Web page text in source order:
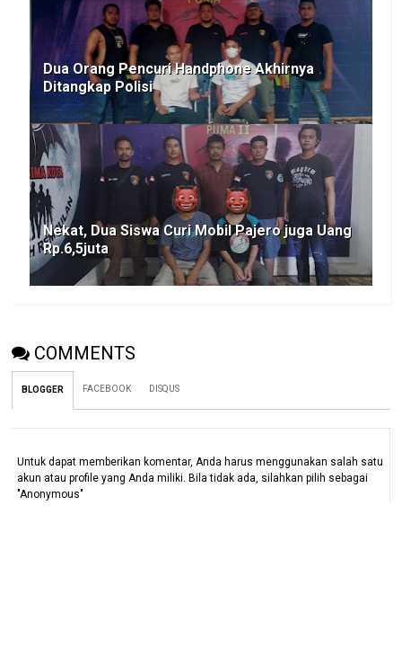
Dua Orang Pencuri Handphone Akhirnya
Ditangkap Polisi
Nekat, Dua Siswa Curi Mobil Pajero juga Uang
Rp.6,5juta
COMMENTS
BLOGGER FACEBOOK DISQUS
Untuk dapat memberikan komentar, Anda harus menggunakan salah satu
akun atau profile yang Anda miliki. Bila tidak ada, silahkan pilih sebagai
"Anonymous"